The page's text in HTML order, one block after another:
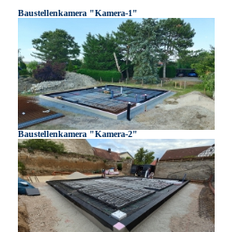
Baustellenkamera "Kamera-1"
Baustellenkamera "Kamera-2"